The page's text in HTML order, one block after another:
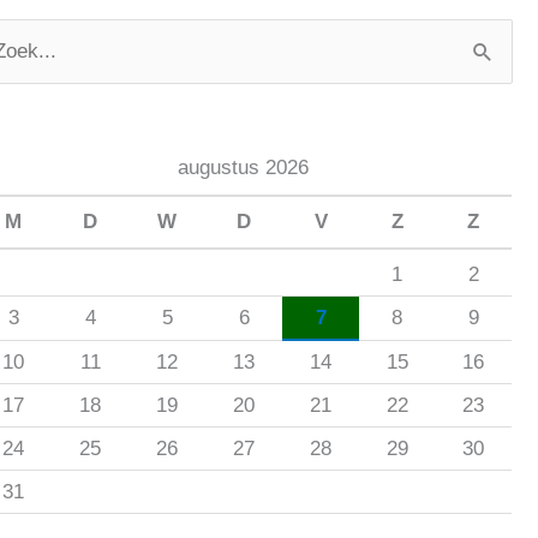
augustus 2026
M D W D V Z Z
1
2
3
4 5 6 7 8
9
10
11 12 13 14 15
16
17
18 19 20 21 22
23
24
25 26 27 28 29
30
31